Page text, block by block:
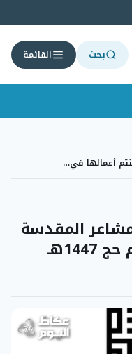
بحث القائمة
أعمالها في…
المقدسة